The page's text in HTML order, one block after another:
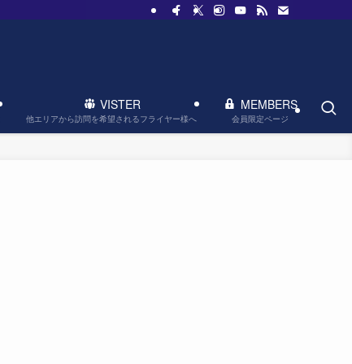
VISTER
他エリアから訪問を希望されるフライヤー様へ
MEMBERS
会員限定ページ